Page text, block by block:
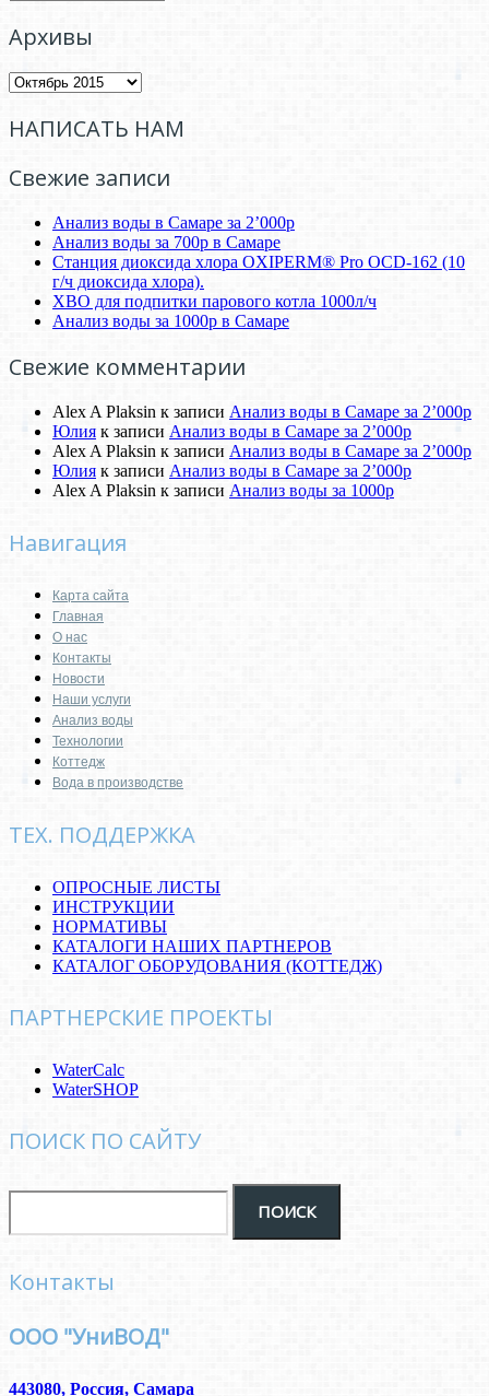
Архивы
Архивы
НАПИСАТЬ НАМ
Свежие записи
Анализ воды в Самаре за 2’000р
Анализ воды за 700р в Самаре
Станция диоксида хлора OXIPERM® Pro OCD-162 (10
г/ч диоксида хлора).
ХВО для подпитки парового котла 1000л/ч
Анализ воды за 1000р в Самаре
Свежие комментарии
Alex A Plaksin к записи Анализ воды в Самаре за 2’000р
Юлия к записи Анализ воды в Самаре за 2’000р
Alex A Plaksin к записи Анализ воды в Самаре за 2’000р
Юлия к записи Анализ воды в Самаре за 2’000р
Alex A Plaksin к записи Анализ воды за 1000р
Навигация
Карта сайта
Главная
О нас
Контакты
Новости
Наши услуги
Анализ воды
Технологии
Коттедж
Вода в производстве
ТЕХ. ПОДДЕРЖКА
ОПРОСНЫЕ ЛИСТЫ
ИНСТРУКЦИИ
НОРМАТИВЫ
КАТАЛОГИ НАШИХ ПАРТНЕРОВ
КАТАЛОГ ОБОРУДОВАНИЯ (КОТТЕДЖ)
ПАРТНЕРСКИЕ ПРОЕКТЫ
WaterCalc
WaterSHOP
ПОИСК ПО САЙТУ
Контакты
ООО "УниВОД"
443080, Россия, Самара